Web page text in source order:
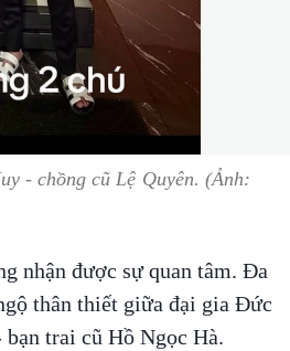
- chồng cũ Lệ Quyên. (Ảnh:
nhận được sự quan tâm. Đa
thân thiết giữa đại gia Đức
trai cũ Hồ Ngọc Hà.